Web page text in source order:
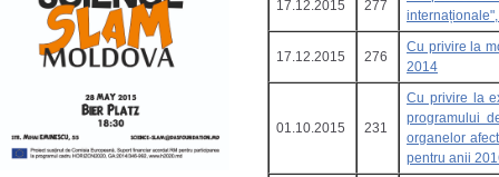
17.12.2015 277
17.12.2015 276
Cu privire la
2014
01.10.2015 231
Cu privire la
programului
organelor
pentru anii